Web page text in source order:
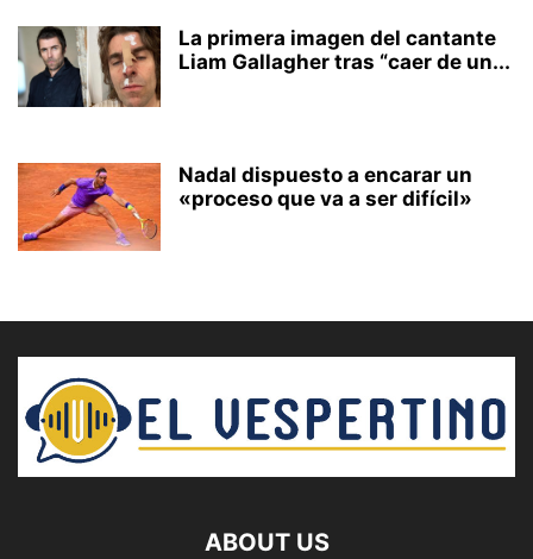
La primera imagen del cantante
Liam Gallagher tras “caer de un...
Nadal dispuesto a encarar un
«proceso que va a ser difícil»
ABOUT US